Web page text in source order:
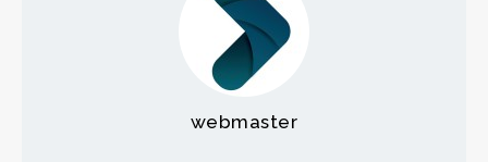
webmaster